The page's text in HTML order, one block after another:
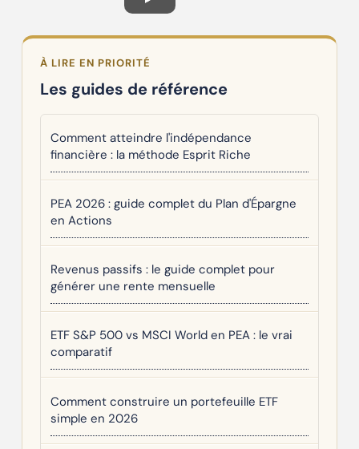
À LIRE EN PRIORITÉ
Les guides de référence
Comment atteindre l'indépendance
financière : la méthode Esprit Riche
PEA 2026 : guide complet du Plan d'Épargne
en Actions
Revenus passifs : le guide complet pour
générer une rente mensuelle
ETF S&P 500 vs MSCI World en PEA : le vrai
comparatif
Comment construire un portefeuille ETF
simple en 2026